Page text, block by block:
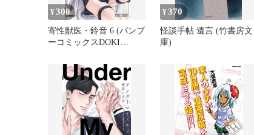
¥300
寄性獣医・鈴音 6 (バンブ
ーコミックスDOKI
¥370
怪談手帖 遺言 (竹書房文
庫)